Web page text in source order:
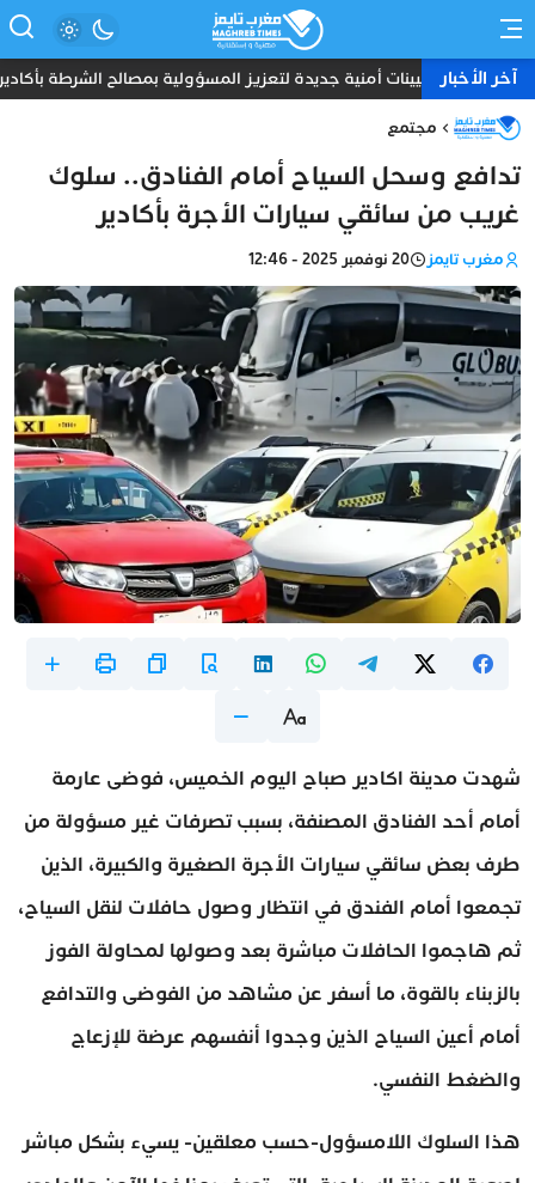
آخر الأخبارتعيينات أمنية جديدة لتعزيز المسؤولية بمصالح الشرطة
مجتمع
تدافع وسحل السياح أمام الفنادق.. سلوك
غريب من سائقي سيارات الأجرة بأكادير
مغرب تايمز 20 نوفمبر 2025 - 12:46
شهدت مدينة اكادير صباح اليوم الخميس، فوضى عارمة
أمام أحد الفنادق المصنفة، بسبب تصرفات غير مسؤولة من
طرف بعض سائقي سيارات الأجرة الصغيرة والكبيرة، الذين
تجمعوا أمام الفندق في انتظار وصول حافلات لنقل السياح،
ثم هاجموا الحافلات مباشرة بعد وصولها لمحاولة الفوز
بالزبناء بالقوة، ما أسفر عن مشاهد من الفوضى والتدافع
أمام أعين السياح الذين وجدوا أنفسهم عرضة للإزعاج
والضغط النفسي.
هذا السلوك اللامسؤول-حسب معلقين- يسيء بشكل مباشر